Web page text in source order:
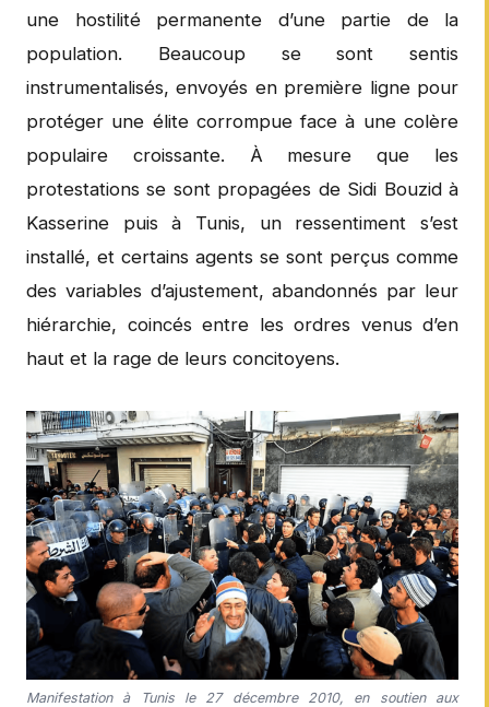
une hostilité permanente d’une partie de la
population. Beaucoup se sont sentis
instrumentalisés, envoyés en première ligne pour
protéger une élite corrompue face à une colère
populaire croissante. À mesure que les
protestations se sont propagées de Sidi Bouzid à
Kasserine puis à Tunis, un ressentiment s’est
installé, et certains agents se sont perçus comme
des variables d’ajustement, abandonnés par leur
hiérarchie, coincés entre les ordres venus d’en
haut et la rage de leurs concitoyens.
Manifestation à Tunis le 27 décembre 2010, en soutien aux